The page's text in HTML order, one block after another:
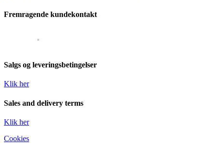
Fremragende kundekontakt
Salgs og leveringsbetingelser
Klik her
Sales and delivery terms
Klik her
Cookies